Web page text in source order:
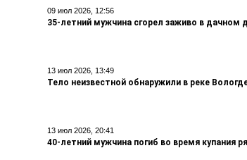
09 июл 2026, 12:56
35-летний мужчина сгорел заживо в дачном
13 июл 2026, 13:49
Тело неизвестной обнаружили в реке
13 июл 2026, 20:41
40-летний мужчина погиб во время